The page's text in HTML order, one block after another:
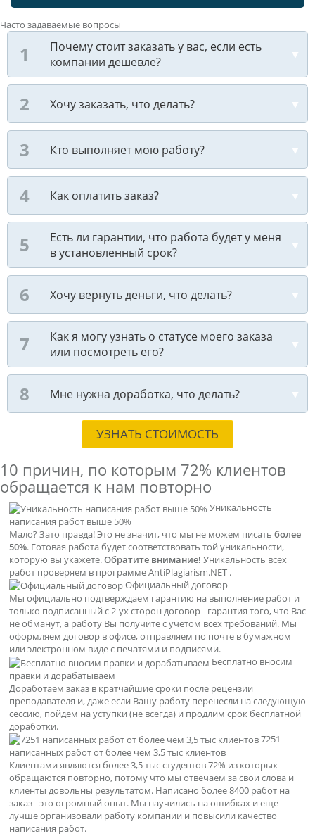
Часто задаваемые вопросы
Почему стоит заказать у вас, если есть
компании дешевле?
Хочу заказать, что делать?
Кто выполняет мою работу?
Как оплатить заказ?
Есть ли гарантии, что работа будет у меня
в установленный срок?
Хочу вернуть деньги, что делать?
Как я могу узнать о статусе моего заказа
или посмотреть его?
Мне нужна доработка, что делать?
УЗНАТЬ СТОИМОСТЬ
10 причин, по которым 72% клиентов
обращается к нам повторно
Уникальность
написания работ выше 50%
Мало? Зато правда! Это не значит, что мы не можем писать более
50%. Готовая работа будет соответствовать той уникальности,
которую вы укажете.Обратите внимание! Уникальность всех
работ проверяем в программе AntiPlagiarism.NET .
Официальный договор
Мы официально подтверждаем гарантию на выполнение работ и
только подписанный с 2-ух сторон договор - гарантия того, что Вас
не обманут, а работу Вы получите с учетом всех требований. Мы
оформляем договор в офисе, отправляем по почте в бумажном
или электронном виде с печатями и подписями.
Бесплатно вносим
правки и дорабатываем
Доработаем заказ в кратчайшие сроки после рецензии
преподавателя и, даже если Вашу работу перенесли на следующую
сессию, пойдем на уступки (не всегда) и продлим срок бесплатной
доработки.
7251
написанных работ от более чем 3,5 тыс клиентов
Клиентами являются более 3,5 тыс студентов 72% из которых
обращаются повторно, потому что мы отвечаем за свои слова и
клиенты довольны результатом. Написано более 8400 работ на
заказ - это огромный опыт. Мы научились на ошибках и еще
лучше организовали работу компании и повысили качество
написания работ.